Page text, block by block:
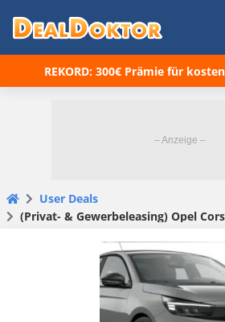
REKORD: 300€ Prämie für
User Deals
(Privat- & Gewerbeleasing) Opel Corsa Edition für eff. 140,39 € mtl., 36 Monate,